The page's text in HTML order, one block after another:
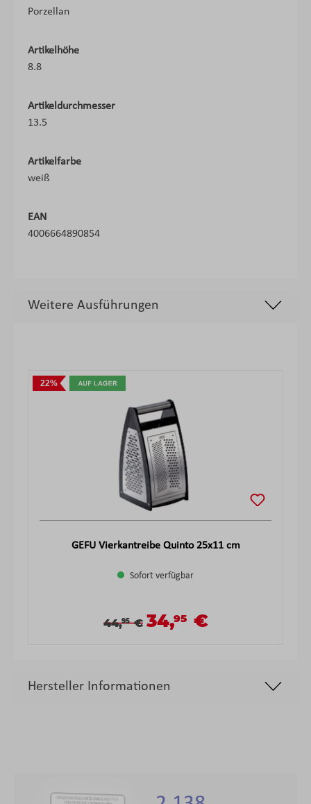
Porzellan
Artikelhöhe
8.8
Artikeldurchmesser
13.5
Artikelfarbe
weiß
EAN
4006664890854
Weitere Ausführungen
22%
GEFU Vierkantreibe Quinto 25x11 cm
Sofort verfügbar
Verkaufspreis:
Regulärer Preis:
44,95€ Verkaufspreis:
34,95 €
Hersteller Informationen